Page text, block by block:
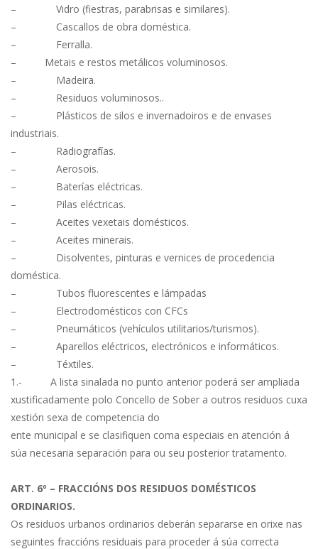
– Vidro (fiestras, parabrisas e similares).
– Cascallos de obra doméstica.
– Ferralla.
– Metais e restos metálicos voluminosos.
– Madeira.
– Residuos voluminosos..
– Plásticos de silos e invernadoiros e de envases
industriais.
– Radiografías.
– Aerosois.
– Baterías eléctricas.
– Pilas eléctricas.
– Aceites vexetais domésticos.
– Aceites minerais.
– Disolventes, pinturas e vernices de procedencia
doméstica.
– Tubos fluorescentes e lámpadas
– Electrodomésticos con CFCs
– Pneumáticos (vehículos utilitarios/turismos).
– Aparellos eléctricos, electrónicos e informáticos.
– Téxtiles.
1.- A lista sinalada no punto anterior poderá ser ampliada
xustificadamente polo Concello de Sober a outros residuos cuxa
xestión sexa de competencia do
ente municipal e se clasifiquen coma especiais en atención á
súa necesaria separación para ou seu posterior tratamento.
ART. 6º – FRACCIÓNS DOS RESIDUOS DOMÉSTICOS
ORDINARIOS.
Os residuos urbanos ordinarios deberán separarse en orixe nas
seguintes fraccións residuais para proceder á súa correcta